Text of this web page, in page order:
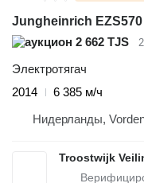
Jungheinrich EZS570
2 662 TJS
Электротягач
2014
6 385 м/ч
Нидерланды,
Troostwijk